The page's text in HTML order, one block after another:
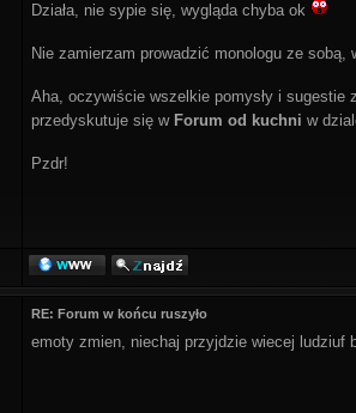
Działa, nie sypie się, wygląda chyba ok
Nie zamierzam prowadzić monologu ze
Aha, oczywiście wszelkie pomysły i sugestie
przedyskutuje się w Forum od kuchni w
Pzdr!
RE: Forum w końcu ruszyło
emoty zmien, niechaj przyjdzie wiecej